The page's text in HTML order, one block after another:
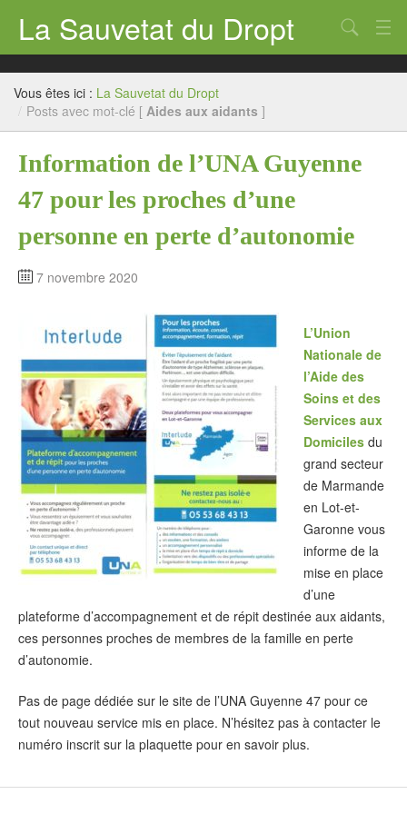
La Sauvetat du Dropt
Accueil
Mairie
Contact
Chercher
Vous êtes ici : La Sauvetat du Dropt
/ Posts avec mot-clé [ Aides aux aidants ]
Information de l’UNA Guyenne
47 pour les proches d’une
personne en perte d’autonomie
7 novembre 2020
L’Union
Nationale de
l’Aide des
Soins et des
Services aux
Domiciles du
grand secteur
de Marmande
en Lot-et-
Garonne vous
informe de la
mise en place
d’une
plateforme d’accompagnement et de répit destinée aux aidants,
ces personnes proches de membres de la famille en perte
d’autonomie.
Pas de page dédiée sur le site de l’UNA Guyenne 47 pour ce
tout nouveau service mis en place. N’hésitez pas à contacter le
numéro inscrit sur la plaquette pour en savoir plus.